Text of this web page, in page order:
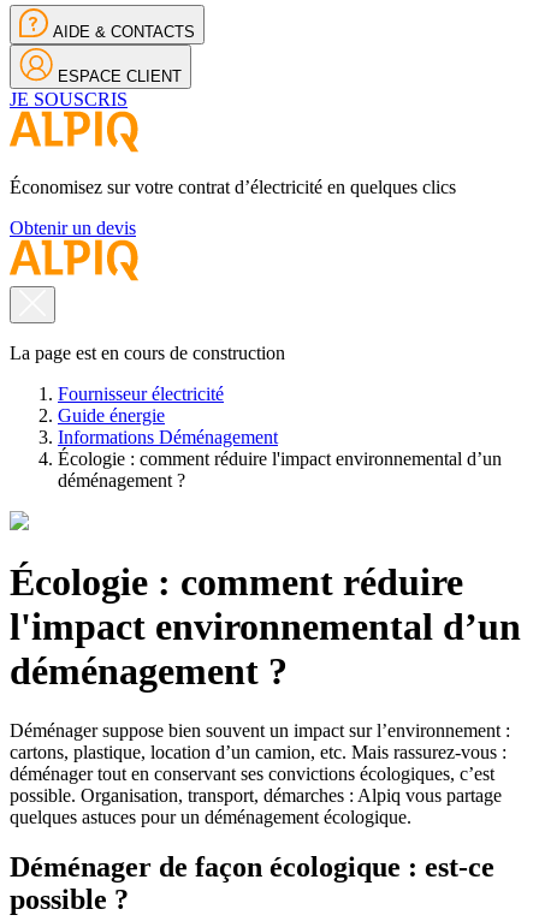
AIDE & CONTACTS
ESPACE CLIENT
JE SOUSCRIS
Économisez sur votre contrat d’électricité en quelques clics
Obtenir un devis
La page est en cours de construction
Fournisseur électricité
Guide énergie
Informations Déménagement
Écologie : comment réduire l'impact environnemental d’un
déménagement ?
Écologie : comment réduire
l'impact environnemental d’un
déménagement ?
Déménager suppose bien souvent un impact sur l’environnement :
cartons, plastique, location d’un camion, etc. Mais rassurez-vous :
déménager tout en conservant ses convictions écologiques, c’est
possible. Organisation, transport, démarches : Alpiq vous partage
quelques astuces pour un déménagement écologique.
Déménager de façon écologique : est-ce
possible ?